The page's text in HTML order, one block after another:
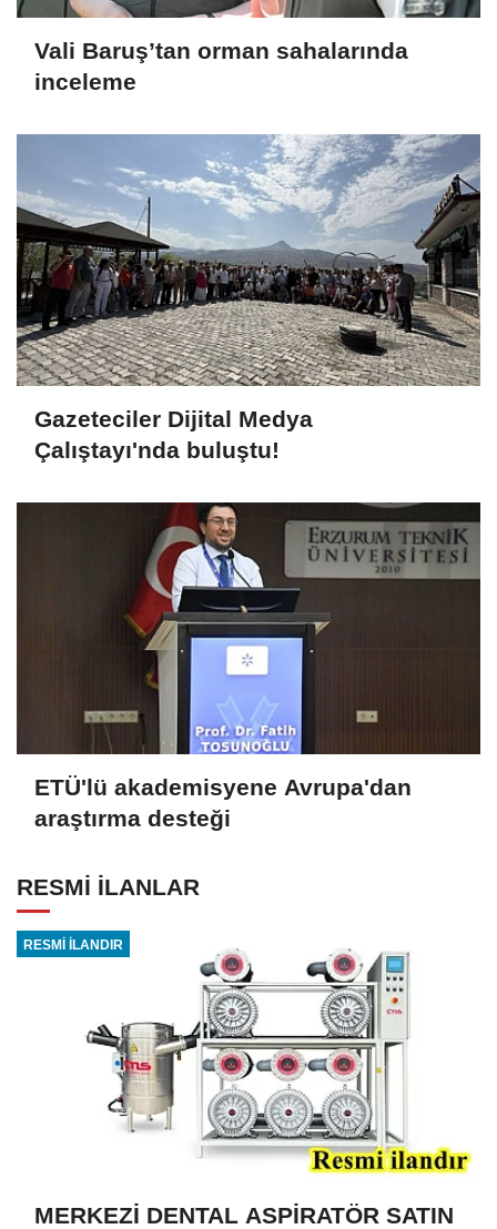
Vali Baruş’tan orman sahalarında
inceleme
Gazeteciler Dijital Medya
Çalıştayı'nda buluştu!
ETÜ'lü akademisyene Avrupa'dan
araştırma desteği
RESMİ İLANLAR
RESMİ İLANDIR
MERKEZİ DENTAL ASPİRATÖR SATIN